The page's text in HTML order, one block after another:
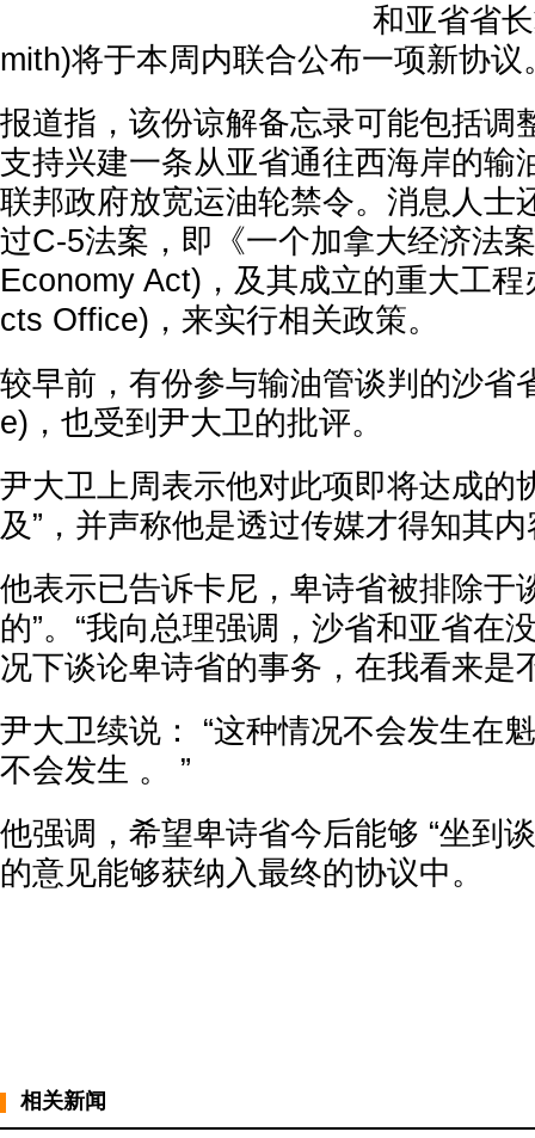
和亚省省
mith)将于本周内联合公布一项新协议
报道指，该份谅解备忘录可能包括调
支持兴建一条从亚省通往西海岸的输
联邦政府放宽运油轮禁令。消息人士
过C-5法案，即《一个加拿大经济法
Economy Act)，及其成立的重大工
cts Office)，来实行相关政策。
较早前，有份参与输油管谈判的沙省
e)，也受到尹大卫的批评。
尹大卫上周表示他对此项即将达成的
及”，并声称他是透过传媒才得知其
他表示已告诉卡尼，卑诗省被排除于
的”。“我向总理强调，沙省和亚省在
况下谈论卑诗省的事务，在我看来是
尹大卫续说： “这种情况不会发生在
不会发生 。 ”
他强调，希望卑诗省今后能够 “坐到
的意见能够获纳入最终的协议中。
相关新闻